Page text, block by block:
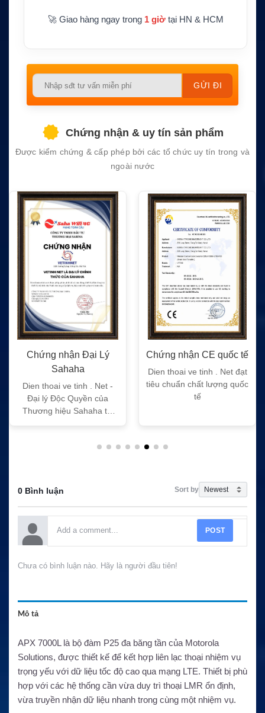
🚀 Giao hàng ngay trong 1 giờtại HN & HCM
Please
empty.
Chứng nhận & uy tín sản phẩm
Được kiểm chứng & cấp phép bởi các tổ chức uy tín trong và
ngoài nước
Chứng nhận Đại Lý
Sahaha
Dien thoai ve tinh . Net -
Đại lý Độc Quyền của
Thương hiệu Sahaha tại
Chứng nhận CE quốc tế
Dien thoai ve tinh . Net đạt
tiêu chuẩn chất lượng quốc
tế
0 Bình luận Sort by
POST
Chưa có bình luận nào. Hãy là người đầu tiên!
Mô tả
APX 7000L là bộ đàm P25 đa băng tần của Motorola
Solutions, được thiết kế để kết hợp liên lạc thoại nhiệm vụ
trọng yếu với dữ liệu tốc độ cao qua mạng LTE. Thiết bị phù
hợp với các hệ thống cần vừa duy trì thoại LMR ổn định,
vừa truyền nhận dữ liệu nhanh trong cùng một nhiệm vụ.